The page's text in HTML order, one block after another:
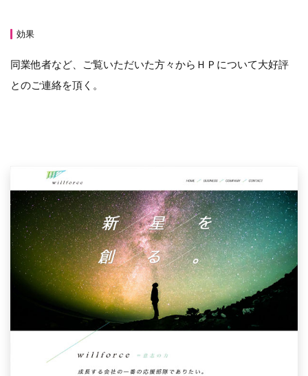
効果
同業他者など、ご覧いただいた方々からＨＰについて大好評
とのご連絡を頂く。